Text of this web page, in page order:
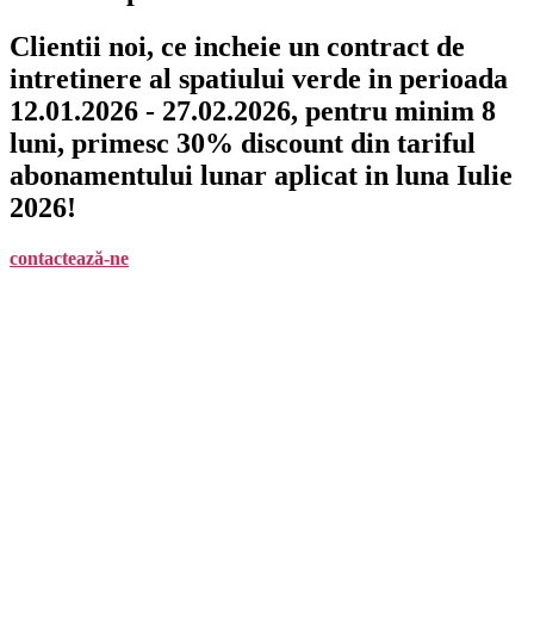
Clientii noi, ce incheie un contract de
intretinere al spatiului verde in perioada
12.01.2026 - 27.02.2026, pentru minim 8
luni, primesc 30% discount din tariful
abonamentului lunar aplicat in luna Iulie
2026!
contactează-ne